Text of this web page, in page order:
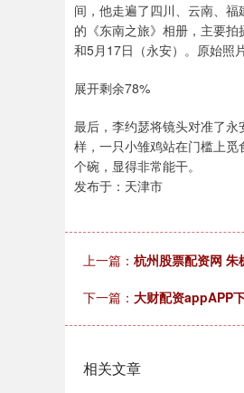
间，他走遍了四川、云南、
的《东南之旅》相册，主要
和5月17日（永安）。原始照
展开剩余78%
最后，李约瑟将镜头对准了
样，一只小雏鸡站在门槛上
个碗，显得非常能干。
发布于：天津市
上一篇： 杭州股票配资网 朱
下一篇： 大财配资appAPP
相关文章